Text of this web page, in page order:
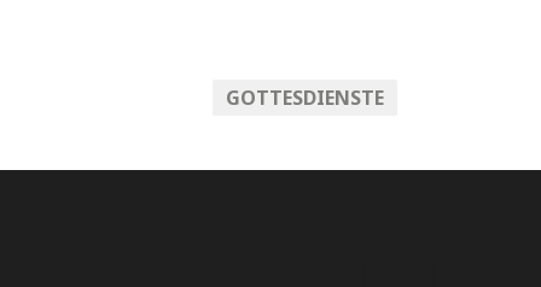
GOTTESDIENSTE